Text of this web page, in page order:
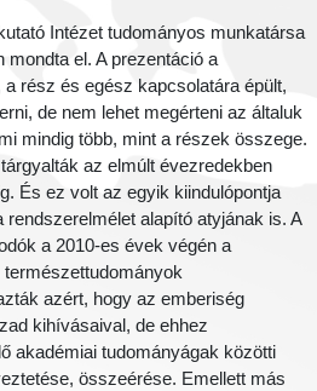
Intézet tudományos munkatársa
mondta el. A prezentáció a
rész és egész kapcsolatára épült,
de nem lehet megérteni az általuk
mindig több, mint a részek összege.
az elmúlt évezredekben
És ez volt az egyik kiindulópontja
rendszerelmélet alapító atyjának is. A
a 2010-es évek végén a
azért, hogy az emberiség
kihívásaival, de ehhez
akadémiai tudományágak közötti
összeérése. Emellett más